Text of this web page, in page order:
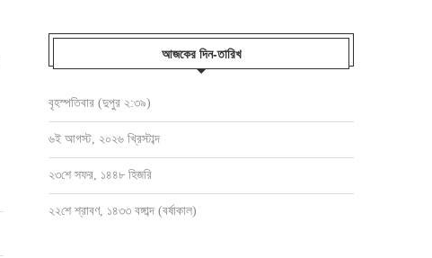
আজকের দিন-তারিখ
বৃহস্পতিবার (দুপুর ২:৩৯)
৬ই আগস্ট, ২০২৬ খ্রিস্টাব্দ
২৩শে সফর, ১৪৪৮ হিজরি
২২শে শ্রাবণ, ১৪৩৩ বঙ্গাব্দ (বর্ষাকাল)